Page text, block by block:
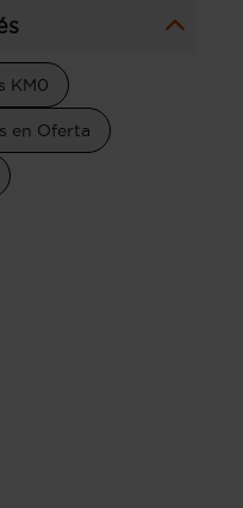
KM0
en Oferta